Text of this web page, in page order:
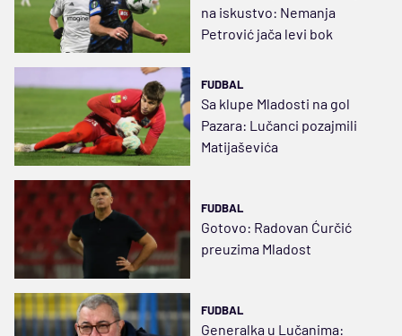
na iskustvo: Nemanja
Petrović jača levi bok
FUDBAL
Sa klupe Mladosti na gol
Pazara: Lučanci pozajmili
Matijaševića
FUDBAL
Gotovo: Radovan Ćurčić
preuzima Mladost
FUDBAL
Generalka u Lučanima: